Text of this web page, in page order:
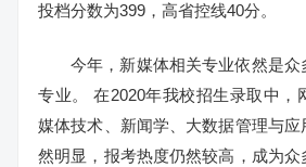
投档分数为399，高省控线40分。
今年，新媒体相关专业依然是
专业。 在2020年我校招生录取中，
媒体技术、新闻学、大数据管理与
然明显，报考热度仍然较高，成为